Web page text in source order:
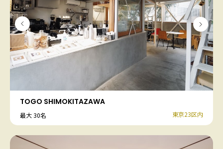
TOGO SHIMOKITAZAWA
最大 30名 東京23区内